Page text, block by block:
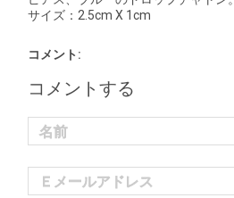
サイズ：2.5cm X 1cm
コメント:
コメントする
名前
Ｅメールアドレス